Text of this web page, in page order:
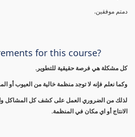
دمتم موفقين.
for this course?
كل مشكلة هي فرصة حقيقية للتطوير.
وكما نعلم فإنه لا توجد منظمة خالية من العيوب أو
لذلك من الضروري العمل على كشف كل المشاكل
الانتاج أو اي مكان في المنظمة.